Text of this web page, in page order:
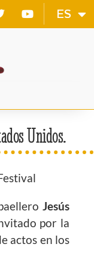
ES
EN
Unidos.
Jesús
por la
actos en los